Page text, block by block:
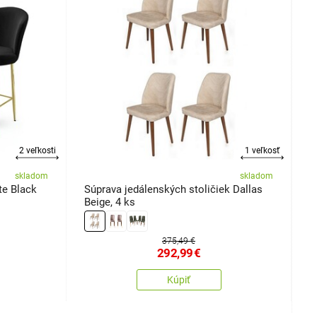
2 veľkosti
skladom
Black
1 veľkosť
skladom
Súprava jedálenských stoličiek Dallas
Beige, 4 ks
375,49 €
292,99€
Kúpiť